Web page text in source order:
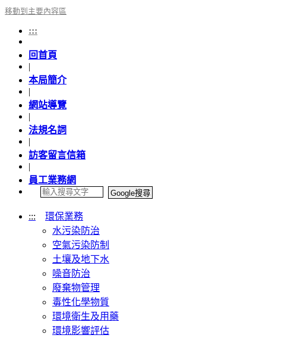
移動到主要內容區
:::
回首頁
|
本局簡介
|
網站導覽
|
法規名詞
|
訪客留言信箱
|
員工業務網
:::
環保業務
水污染防治
空氣污染防制
土壤及地下水
噪音防治
廢棄物管理
毒性化學物質
環境衛生及用藥
環境影響評估